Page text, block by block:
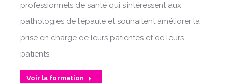
professionnels de santé qui s’intéressent aux
pathologies de l’épaule et souhaitent améliorer la
prise en charge de leurs patientes et de leurs
patients.
Voir la formation